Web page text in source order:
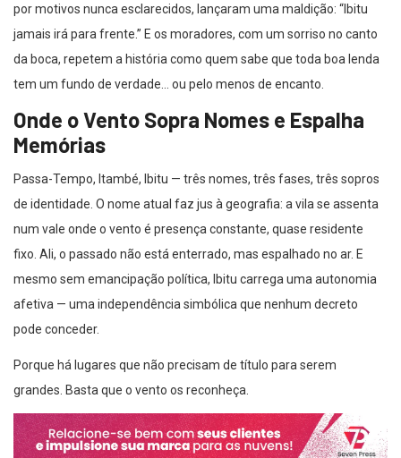
por motivos nunca esclarecidos, lançaram uma maldição: “Ibitu
jamais irá para frente.” E os moradores, com um sorriso no canto
da boca, repetem a história como quem sabe que toda boa lenda
tem um fundo de verdade… ou pelo menos de encanto.
Onde o Vento Sopra Nomes e Espalha
Memórias
Passa-Tempo, Itambé, Ibitu — três nomes, três fases, três sopros
de identidade. O nome atual faz jus à geografia: a vila se assenta
num vale onde o vento é presença constante, quase residente
fixo. Ali, o passado não está enterrado, mas espalhado no ar. E
mesmo sem emancipação política, Ibitu carrega uma autonomia
afetiva — uma independência simbólica que nenhum decreto
pode conceder.
Porque há lugares que não precisam de título para serem
grandes. Basta que o vento os reconheça.